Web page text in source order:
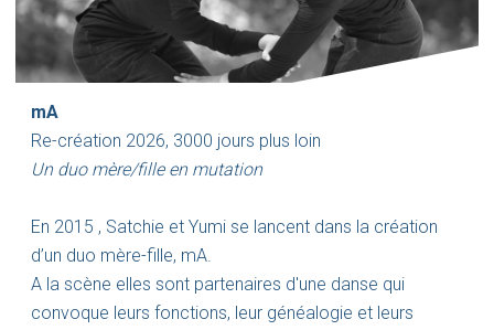
mA
Re-création 2026, 3000 jours plus loin
Un duo mère/fille en mutation
En 2015 , Satchie et Yumi se lancent dans la création
d’un duo mère-fille, mA.
A la scène elles sont partenaires d'une danse qui
convoque leurs fonctions, leur généalogie et leurs